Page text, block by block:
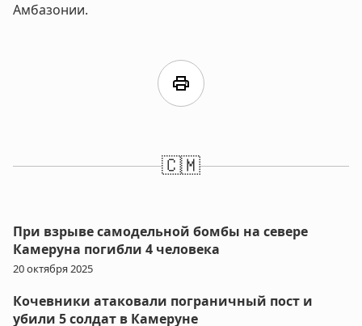
Амбазонии.
print
🇨🇲
При взрыве самодельной бомбы на севере
Камеруна погибли 4 человека
20 октября 2025
Кочевники атаковали пограничный пост и
убили 5 солдат в Камеруне